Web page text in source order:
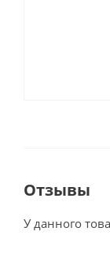
Отзывы
У данного